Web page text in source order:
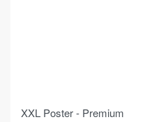
XXL Poster - Premium